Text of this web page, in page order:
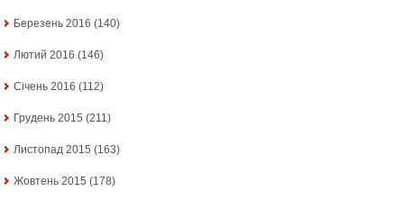
Березень 2016 (140)
Лютий 2016 (146)
Січень 2016 (112)
Грудень 2015 (211)
Листопад 2015 (163)
Жовтень 2015 (178)